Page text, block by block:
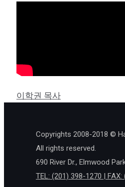
이학권 목사
Copyrights 2008-2018 ©
All rights reserved.
690 River Dr., Elmwood
TEL: (201) 398-1270 | FAX: